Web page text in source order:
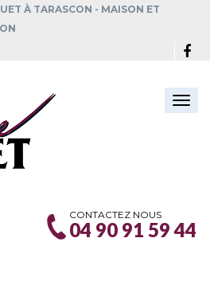
À TARASCON - MAISON ET
CONTACTEZ NOUS
04 90 91 59 44